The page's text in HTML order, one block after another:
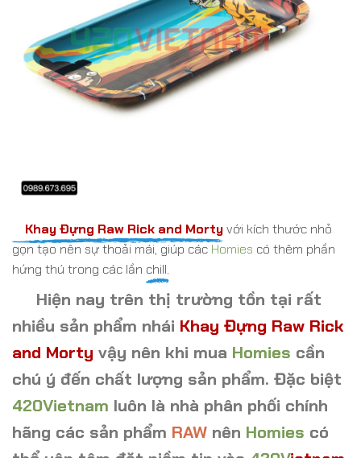
Khay Đựng Raw Rick and Mortyvới kích thước nhỏ
gọntạo nên sự thoải mái, giúp các Homies có thêm phần
hứng thú trong các lần chill.
Hiện nay trên thị trường tồn tại rất
nhiều sản phẩm nhái Khay Đựng Raw Rick
and Morty vậy nên khi mua Homies cần
chú ý đến chất lượng sản phẩm. Đặc biệt
420Vietnam luôn là nhà phân phối chính
hãng các sản phẩm RAW nên Homies có